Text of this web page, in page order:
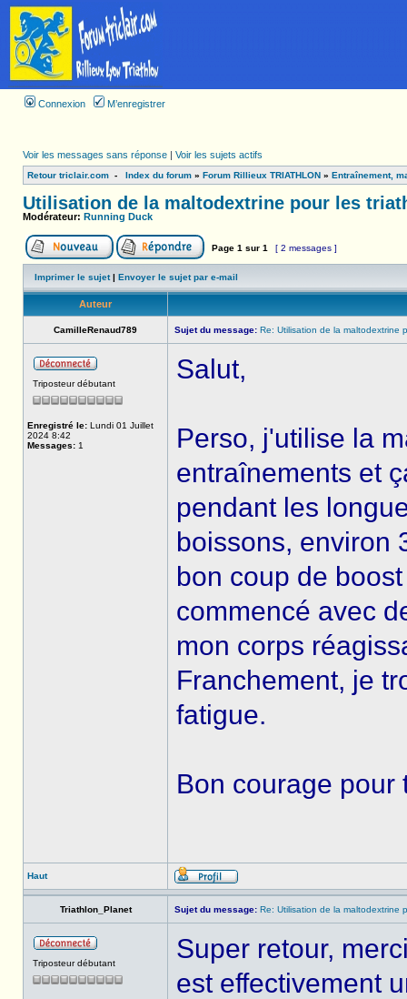
Connexion M’enregistrer
Voir les messages sans réponse | Voir les sujets actifs
Retour triclair.com - Index du forum » Forum Rillieux TRIATHLON » Entraînement,
Utilisation de la maltodextrine pour les
Modérateur: Running Duck
Page 1 sur 1 [ 2 messages ]
Imprimer le sujet| Envoyer le sujet par e-mail
Auteur
CamilleRenaud789 Sujet du message: Re: Utilisation de la maltodextrine
Triposteur débutant
Enregistré le: Lundi 01 Juillet
2024 8:42
Messages: 1
Salut,
Perso, j'utilise la
entraînements et
pendant les
boissons, environ
bon coup de
commencé avec
mon corps
Franchement, je
fatigue.
Bon courage pour
Haut
Triathlon_Planet Sujet du message: Re: Utilisation de la maltodextrine
Triposteur débutant
Super retour,
est effectivement